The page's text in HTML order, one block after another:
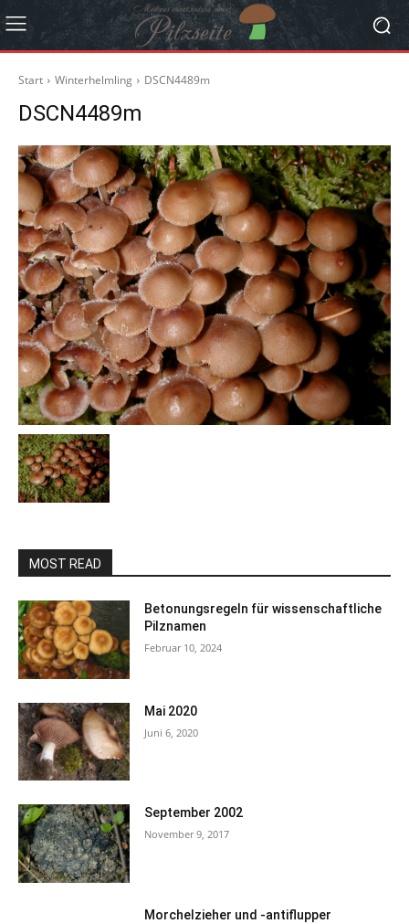
Start Winterhelmling DSCN4489m
DSCN4489m
MOST READ
Betonungsregeln für wissenschaftliche
Pilznamen
Februar 10, 2024
Mai 2020
Juni 6, 2020
September 2002
November 9, 2017
Morchelzieher und -antiflupper